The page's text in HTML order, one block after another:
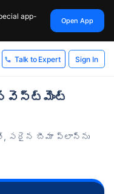
app-
Open App
Talk to Expert Sign In
సరైన బీమా ప్లాన్‌ను